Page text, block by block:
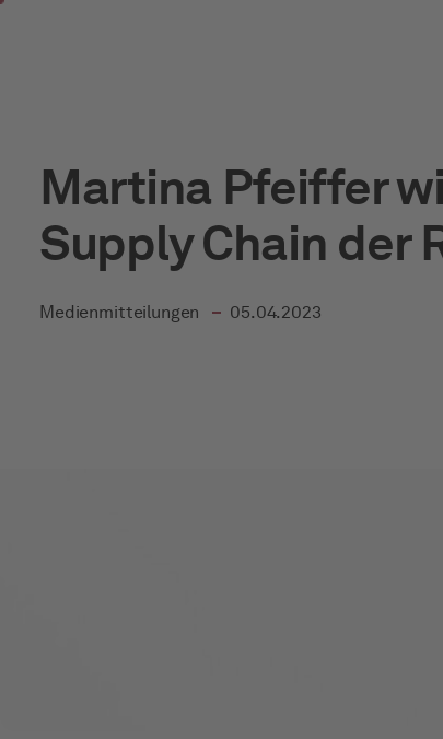
Martina Pfeiffer
Supply Chain der
in
Medienmitteilungen 05.04.2023